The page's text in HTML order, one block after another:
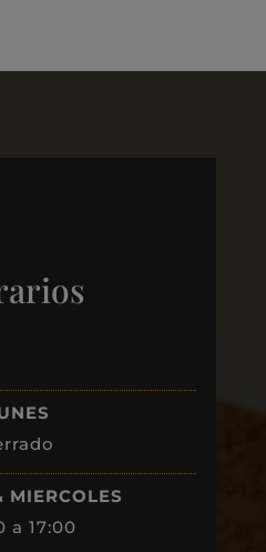
MIERCOLES
a 17:00